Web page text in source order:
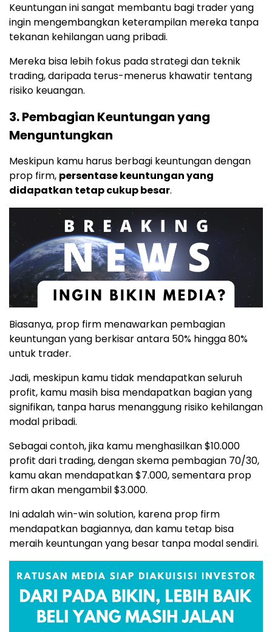
Keuntungan ini sangat membantu bagi trader yang
ingin mengembangkan keterampilan mereka tanpa
tekanan kehilangan uang pribadi.
Mereka bisa lebih fokus pada strategi dan teknik
trading, daripada terus-menerus khawatir tentang
risiko keuangan.
3. Pembagian Keuntungan yang
Menguntungkan
Meskipun kamu harus berbagi keuntungan dengan
prop firm, persentase keuntungan yang
didapatkan tetap cukup besar.
Biasanya, prop firm menawarkan pembagian
keuntungan yang berkisar antara 50% hingga 80%
untuk trader.
Jadi, meskipun kamu tidak mendapatkan seluruh
profit, kamu masih bisa mendapatkan bagian yang
signifikan, tanpa harus menanggung risiko kehilangan
modal pribadi.
Sebagai contoh, jika kamu menghasilkan $10.000
profit dari trading, dengan skema pembagian 70/30,
kamu akan mendapatkan $7.000, sementara prop
firm akan mengambil $3.000.
Ini adalah win-win solution, karena prop firm
mendapatkan bagiannya, dan kamu tetap bisa
meraih keuntungan yang besar tanpa modal sendiri.